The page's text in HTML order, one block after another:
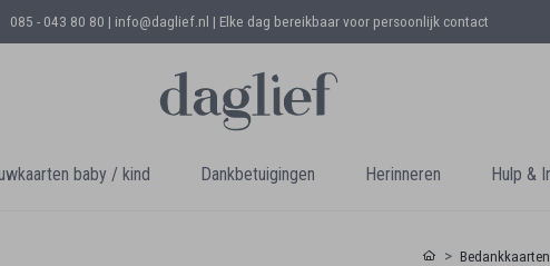
085 - 043 80 80 | info@daglief.nl | Elke dag bereikbaar voor persoonlijk contact
baby / kind Dankbetuigingen Herinneren Hulp &